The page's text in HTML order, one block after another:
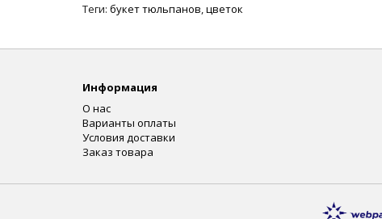
Теги: букет тюльпанов цветок
Информация
О нас
Варианты оплаты
Условия доставки
Заказ товара